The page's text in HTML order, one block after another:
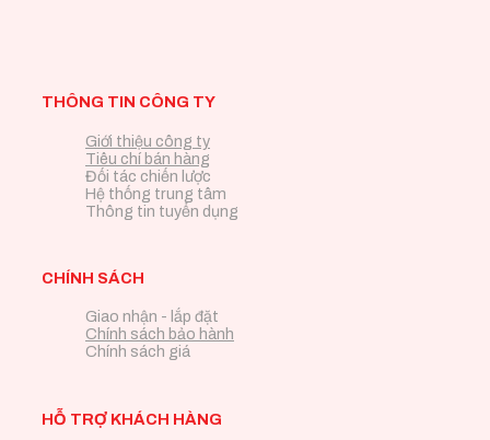
THÔNG TIN CÔNG TY
Giới thiệu công ty
Tiêu chí bán hàng
Đối tác chiến lược
Hệ thống trung tâm
Thông tin tuyển dụng
CHÍNH SÁCH
Giao nhận - lắp đặt
Chính sách bảo hành
Chính sách giá
HỖ TRỢ KHÁCH HÀNG